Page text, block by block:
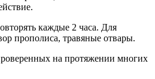
каждые 2 часа. Для
прополиса, травяные отвары.
на протяжении многих